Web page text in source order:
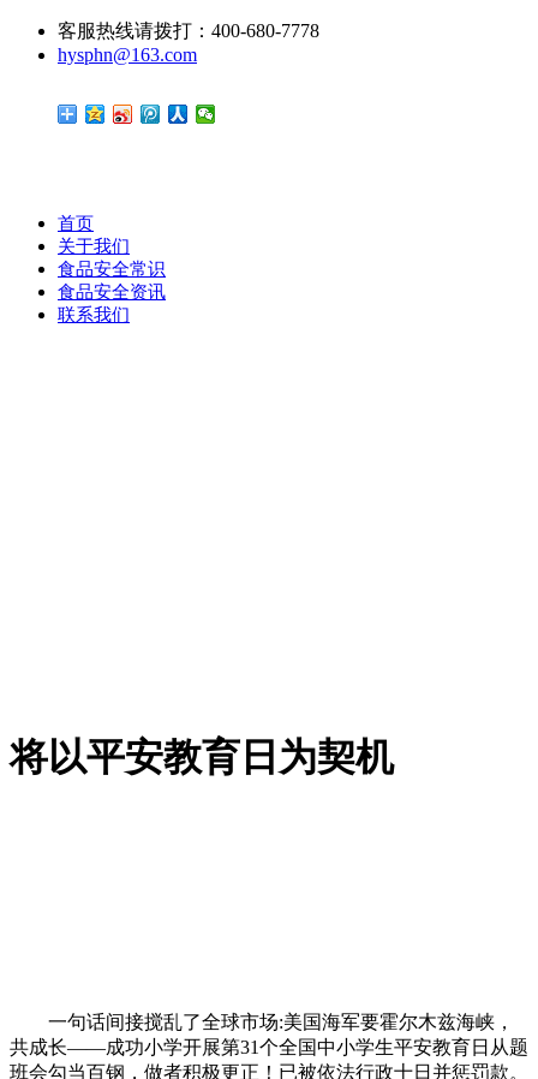
客服热线请拨打：400-680-7778
hysphn@163.com
首页
关于我们
食品安全常识
食品安全资讯
联系我们
将以平安教育日为契机
一句话间接搅乱了全球市场:美国海军要霍尔木兹海峡，
共成长——成功小学开展第31个全国中小学生平安教育日从题
班会勾当百钢，做者积极更正！已被依​法行政​十日并惩罚款。